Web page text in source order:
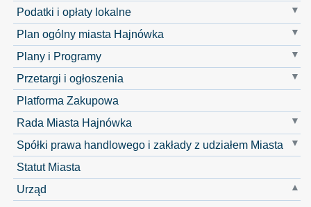
Podatki i opłaty lokalne
Plan ogólny miasta Hajnówka
Plany i Programy
Przetargi i ogłoszenia
Platforma Zakupowa
Rada Miasta Hajnówka
Spółki prawa handlowego i zakłady z udziałem Miasta
Statut Miasta
Urząd